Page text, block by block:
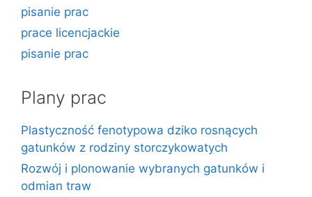
pisanie prac
prace licencjackie
pisanie prac
Plany prac
Plastyczność fenotypowa dziko rosnących
gatunków z rodziny storczykowatych
Rozwój i plonowanie wybranych gatunków i
odmian traw